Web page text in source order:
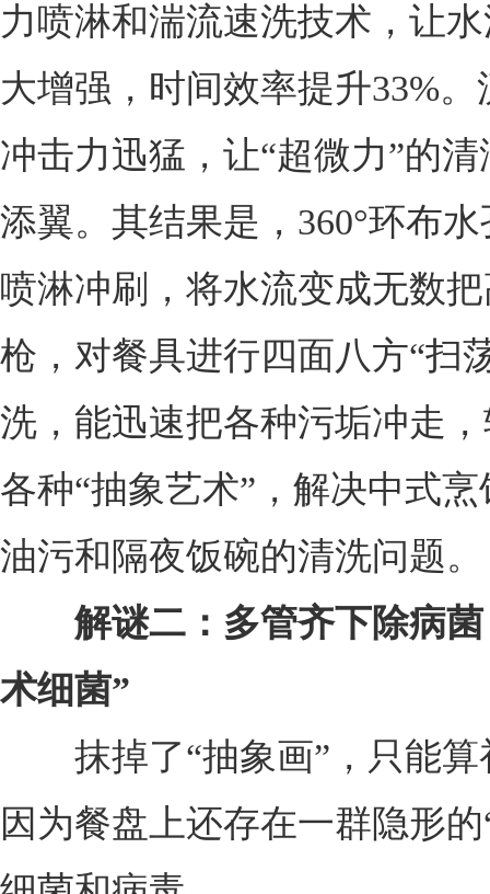
力喷淋和湍流速洗技术，让
大增强，时间效率提升33%
冲击力迅猛，让“超微力”的
添翼。其结果是，360°环布
喷淋冲刷，将水流变成无数
枪，对餐具进行四面八方“扫
洗，能迅速把各种污垢冲走
各种“抽象艺术”，解决中式
油污和隔夜饭碗的清洗问题。
解谜二：多管齐下除病
术细菌”
抹掉了“抽象画”，只能算
因为餐盘上还存在一群隐形